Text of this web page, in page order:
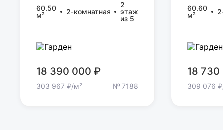
60.50
м²
2‑комнатная
2
этаж
из 5
18 390 000 ₽
303 967 ₽/м² № 7188
60.60
м²
18
309 076